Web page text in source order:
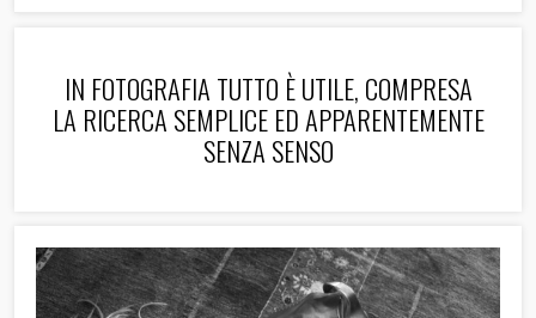
IN FOTOGRAFIA TUTTO È UTILE, COMPRESA
LA RICERCA SEMPLICE ED APPARENTEMENTE
SENZA SENSO